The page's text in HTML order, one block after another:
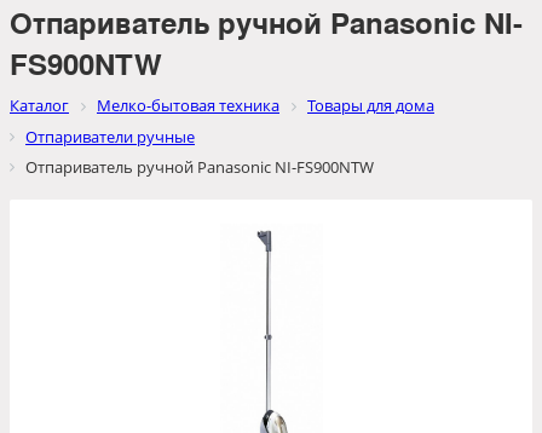
Отпариватель ручной Panasonic NI-
FS900NTW
Каталог Мелко-бытовая техника
Товары для дома
Отпариватели ручные
Отпариватель ручной Panasonic NI-FS900NTW